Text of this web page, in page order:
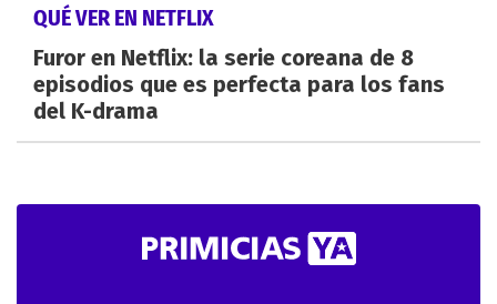
QUÉ VER EN NETFLIX
Furor en Netflix: la serie coreana de 8
episodios que es perfecta para los fans
del K-drama